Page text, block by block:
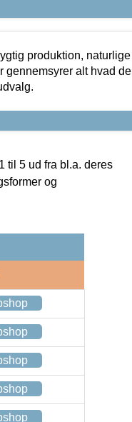
produktion, naturlige
gennemsyrer alt hvad de
til 5 ud fra bl.a. deres
og